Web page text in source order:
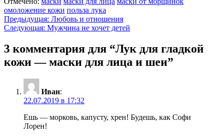
омоложение кожи польза лука
Навигация
по
записям
Предыдущая: Любовь и отношения
Следующая: Мужчина не хочет детей
3 комментария для “Лук для гладкой
кожи — маски для лица и шеи”
Иван:
22.07.2019 в 17:32
Ешь — морковь, капусту, хрен! Будешь, как Софи
Лорен!